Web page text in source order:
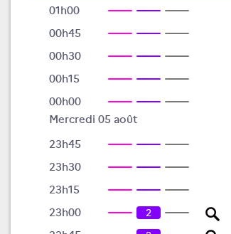
01h00
00h45
00h30
00h15
00h00
Mercredi 05 août
23h45
23h30
23h15
23h00
2